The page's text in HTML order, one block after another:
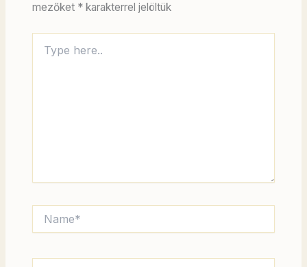
mezőket * karakterrel jelöltük
here..